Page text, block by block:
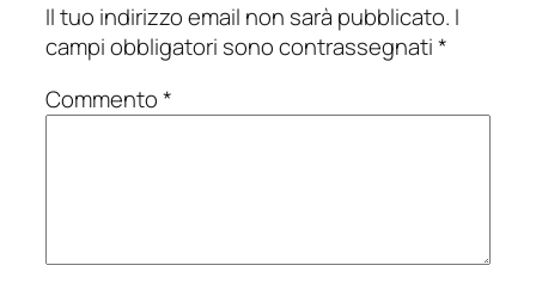
Il tuo indirizzo email non sarà pubblicato. I
campi obbligatori sono contrassegnati*
Commento*